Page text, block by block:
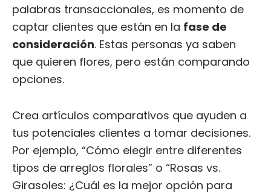
palabras transaccionales, es momento de
captar clientes que están en la fase de
consideración. Estas personas ya saben
que quieren flores, pero están comparando
opciones.
Crea artículos comparativos que ayuden a
tus potenciales clientes a tomar decisiones.
Por ejemplo, “Cómo elegir entre diferentes
tipos de arreglos florales” o “Rosas vs.
Girasoles: ¿Cuál es la mejor opción para